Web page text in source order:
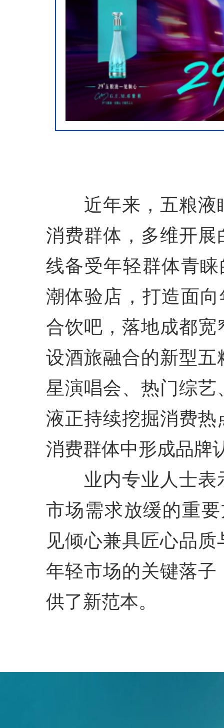
近年来，五粮液
消费群体，多维开
线备受年轻群体青睐
潮体验店，打造面向
合饮吧，落地成都
设酒旅融合的新型
星演唱会、热门综
液正持续挖掘消费
消费群体中形成品牌
业内专业人士表
市场需求放缓的重
见倾心兼具匠心品
年轻市场的关键落
供了新范本。